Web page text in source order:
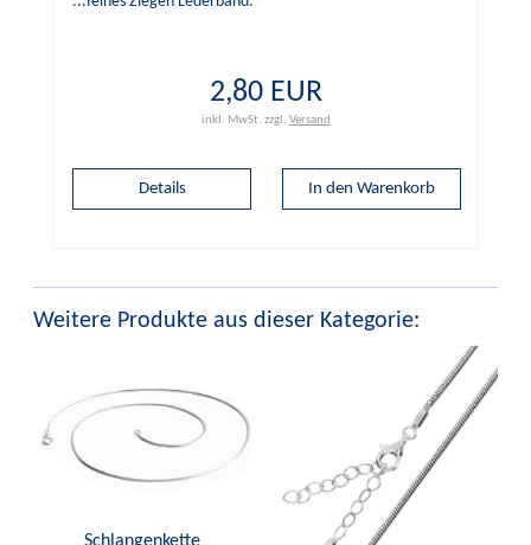
2,80 EUR
inkl. MwSt. zzgl. Versand
Details
Weitere Produkte aus dieser Kategorie: